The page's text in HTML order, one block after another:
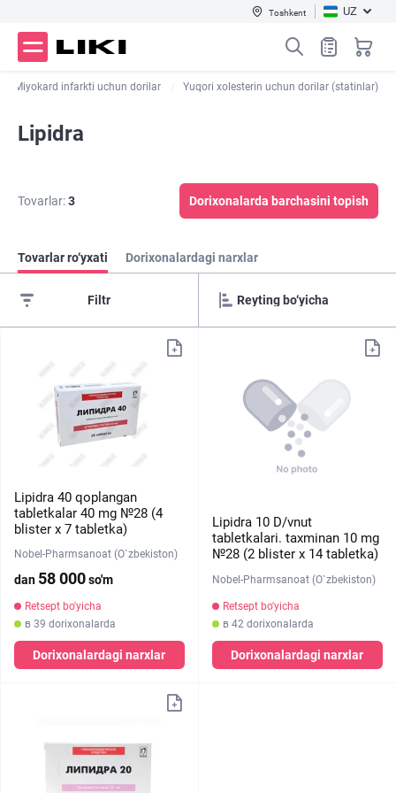
Toshkent UZ
Miyokard infarkti uchun dorilar Yuqori xolesterin uchun dorilar (statinlar)
Lipidra
Tovarlar:3 Dorixonalarda barchasini topish
Tovarlar ro‘yxati Dorixonalardagi narxlar
Filtr
Lipidra 40 qoplangan
tabletkalar 40 mg №28 (4
blister х 7 tabletka)
Nobel-Pharmsanoat (O`zbekiston)
dan 58 000so'm
Retsept bo'yicha
в 39 dorixonalarda
Dorixonalardagi narxlar
Lipidra 10 D/vnut
tabletkalari. taxminan 10 mg
№28 (2 blister х 14 tabletka)
Nobel-Pharmsanoat (O`zbekiston)
Retsept bo'yicha
в 42 dorixonalarda
Dorixonalardagi narxlar